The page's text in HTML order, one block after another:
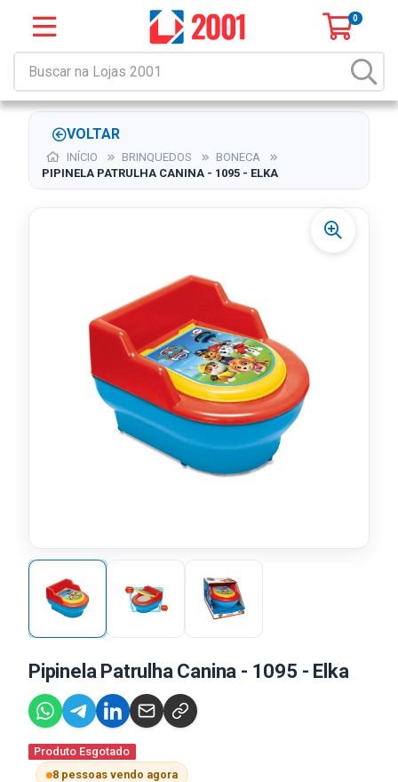
0
VOLTAR
INÍCIO BRINQUEDOS
BONECA
PIPINELA PATRULHA CANINA - 1095 - ELKA
Pipinela Patrulha Canina - 1095 - Elka
Produto Esgotado
8 pessoas vendo agora